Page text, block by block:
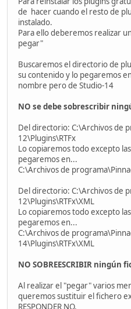
de hacer cuando el resto de
instalado.
Para ello deberemos realizar
pegar"
Buscaremos el directorio de
su contenido y lo pegaremos
nombre pero de Studio-14
NO se debe sobrescribir
Del directorio: C:\Archivos de
12\Plugins\RTFx
Lo copiaremos todo excepto
pegaremos en...
C:\Archivos de
Del directorio: C:\Archivos de
12\Plugins\RTFx\XML
Lo copiaremos todo excepto
pegaremos en...
C:\Archivos de
14\Plugins\RTFx\XML
NO SOBREESCRIBIR ningún
Al realizar el "pegar" varios
queremos sustituir el fichero
RESPONDER NO.